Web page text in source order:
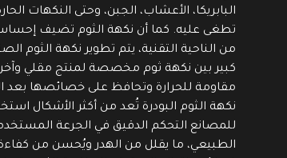
البابريكا، الأعشاب، الجبن، وحتى النكهات
تطغى عليه. كما أن نكهة الثوم تضيف
من الناحية التقنية، يتم تطوير نكهة
كبير بين نكهة ثوم مخصصة لمنتج مقلي وآخر
مقاومة للحرارة وتحافظ على خصائصها بعد
نكهة الثوم البودرة تُعد من أكثر الأشكال
للمصانع التحكم الدقيق في الجرعة
الطبيعي، ما يقلل من الهدر ويُحسن من